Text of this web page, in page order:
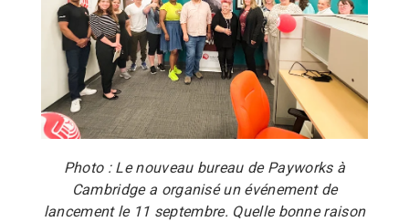
Photo : Le nouveau bureau de Payworks à
Cambridge a organisé un événement de
lancement le 11 septembre. Quelle bonne raison